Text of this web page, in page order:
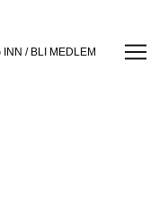
INN / BLI MEDLEM